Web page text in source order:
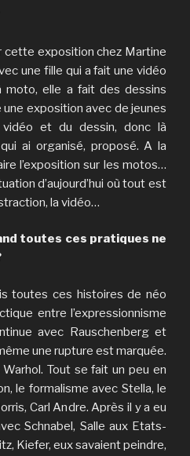
cette exposition chez Martine
une fille qui a fait une vidéo
moto, elle a fait des dessins
une exposition avec de jeunes
et du dessin, donc là
ai organisé, proposé. A la
l’exposition sur les motos…
d’aujourd’hui où tout est
la vidéo…
toutes ces pratiques ne
toutes ces histoires de néo
entre l’expressionnisme
avec Rauschenberg et
une rupture est marquée.
Tout se fait un peu en
le formalisme avec Stella, le
Carl Andre. Après il y a eu
Schnabel, Salle aux Etats-
Kiefer, eux savaient peindre,